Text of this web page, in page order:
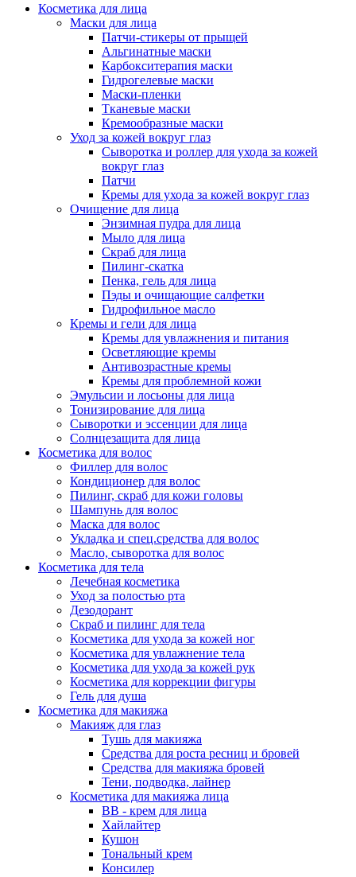
Косметика для лица
Маски для лица
Патчи-стикеры от прыщей
Альгинатные маски
Карбокситерапия маски
Гидрогелевые маски
Маски-пленки
Тканевые маски
Кремообразные маски
Уход за кожей вокруг глаз
Сыворотка и роллер для ухода за кожей
вокруг глаз
Патчи
Кремы для ухода за кожей вокруг глаз
Очищение для лица
Энзимная пудра для лица
Мыло для лица
Скраб для лица
Пилинг-скатка
Пенка, гель для лица
Пэды и очищающие салфетки
Гидрофильное масло
Кремы и гели для лица
Кремы для увлажнения и питания
Осветляющие кремы
Антивозрастные кремы
Кремы для проблемной кожи
Эмульсии и лосьоны для лица
Тонизирование для лица
Сыворотки и эссенции для лица
Солнцезащита для лица
Косметика для волос
Филлер для волос
Кондиционер для волос
Пилинг, скраб для кожи головы
Шампунь для волос
Маска для волос
Укладка и спец.средства для волос
Масло, сыворотка для волос
Косметика для тела
Лечебная косметика
Уход за полостью рта
Дезодорант
Скраб и пилинг для тела
Косметика для ухода за кожей ног
Косметика для увлажнение тела
Косметика для ухода за кожей рук
Косметика для коррекции фигуры
Гель для душа
Косметика для макияжа
Макияж для глаз
Тушь для макияжа
Средства для роста ресниц и бровей
Средства для макияжа бровей
Тени, подводка, лайнер
Косметика для макияжа лица
ВВ - крем для лица
Хайлайтер
Кушон
Тональный крем
Консилер